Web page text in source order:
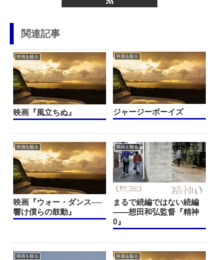
関連記事
映画を観る
映画『風立ちぬ』
映画を観る
ジャージーボーイズ
映画を観る
映画『ウォー・ダンス──
響け僕らの鼓動』
映画を観る
まるで続編ではない続編
——想田和弘監督『精神
0』
映画を観る 映画を観る